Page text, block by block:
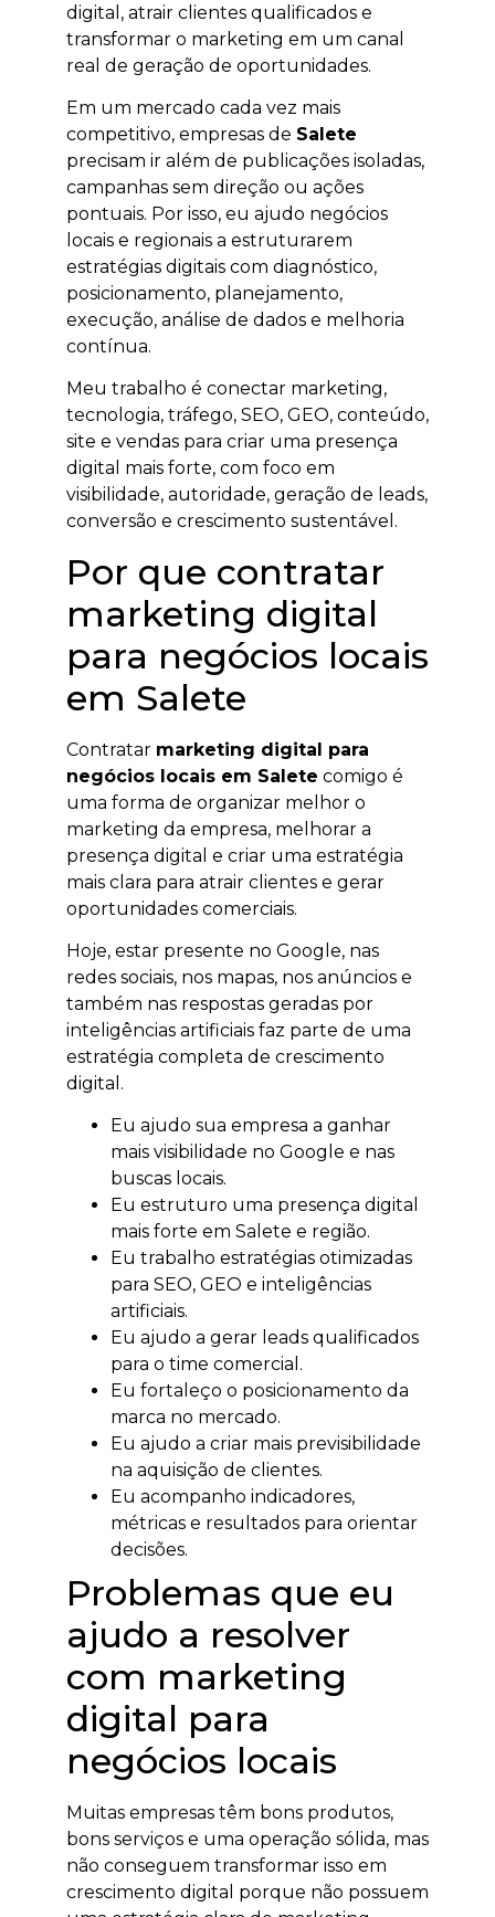
digital, atrair clientes qualificados e
transformar o marketing em um canal
real de geração de oportunidades.
Em um mercado cada vez mais
competitivo, empresas de Salete
precisam ir além de publicações isoladas,
campanhas sem direção ou ações
pontuais. Por isso, eu ajudo negócios
locais e regionais a estruturarem
estratégias digitais com diagnóstico,
posicionamento, planejamento,
execução, análise de dados e melhoria
contínua.
Meu trabalho é conectar marketing,
tecnologia, tráfego, SEO, GEO, conteúdo,
site e vendas para criar uma presença
digital mais forte, com foco em
visibilidade, autoridade, geração de leads,
conversão e crescimento sustentável.
Por que contratar
marketing digital
para negócios locais
em Salete
Contratar marketing digital para
negócios locais em Salete comigo é
uma forma de organizar melhor o
marketing da empresa, melhorar a
presença digital e criar uma estratégia
mais clara para atrair clientes e gerar
oportunidades comerciais.
Hoje, estar presente no Google, nas
redes sociais, nos mapas, nos anúncios e
também nas respostas geradas por
inteligências artificiais faz parte de uma
estratégia completa de crescimento
digital.
Eu ajudo sua empresa a ganhar
mais visibilidade no Google e nas
buscas locais.
Eu estruturo uma presença digital
mais forte em Salete e região.
Eu trabalho estratégias otimizadas
para SEO, GEO e inteligências
artificiais.
Eu ajudo a gerar leads qualificados
para o time comercial.
Eu fortaleço o posicionamento da
marca no mercado.
Eu ajudo a criar mais previsibilidade
na aquisição de clientes.
Eu acompanho indicadores,
métricas e resultados para orientar
decisões.
Problemas que eu
ajudo a resolver
com marketing
digital para
negócios locais
Muitas empresas têm bons produtos,
bons serviços e uma operação sólida, mas
não conseguem transformar isso em
crescimento digital porque não possuem